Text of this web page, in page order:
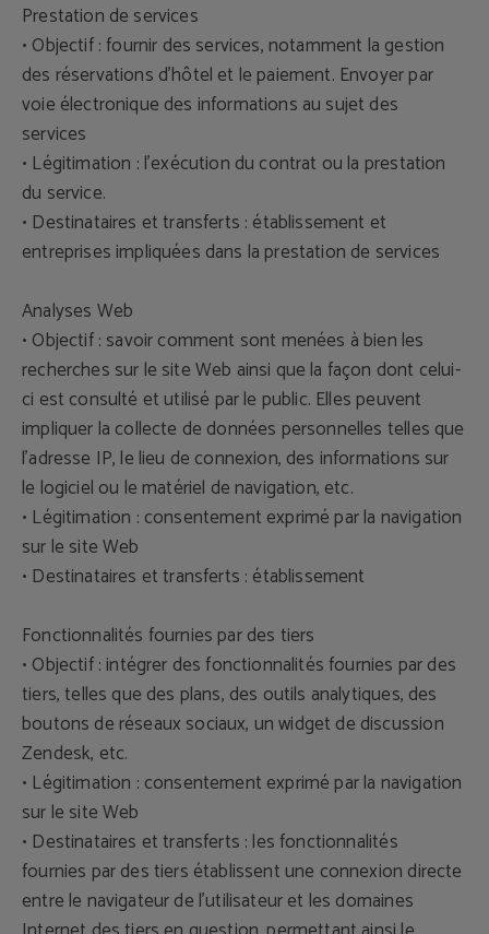
Prestation de services
• Objectif : fournir des services, notamment la gestion
des réservations d'hôtel et le paiement. Envoyer par
voie électronique des informations au sujet des
services
• Légitimation : l'exécution du contrat ou la prestation
du service.
• Destinataires et transferts : établissement et
entreprises impliquées dans la prestation de services
Analyses Web
• Objectif : savoir comment sont menées à bien les
recherches sur le site Web ainsi que la façon dont celui-
ci est consulté et utilisé par le public. Elles peuvent
impliquer la collecte de données personnelles telles que
l'adresse IP, le lieu de connexion, des informations sur
le logiciel ou le matériel de navigation, etc.
• Légitimation : consentement exprimé par la navigation
sur le site Web
• Destinataires et transferts : établissement
Fonctionnalités fournies par des tiers
• Objectif : intégrer des fonctionnalités fournies par des
tiers, telles que des plans, des outils analytiques, des
boutons de réseaux sociaux, un widget de discussion
Zendesk, etc.
• Légitimation : consentement exprimé par la navigation
sur le site Web
• Destinataires et transferts : les fonctionnalités
fournies par des tiers établissent une connexion directe
entre le navigateur de l'utilisateur et les domaines